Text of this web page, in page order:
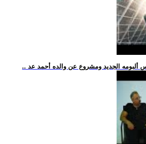
ألبومه الجديد ومشروع عن والده أحمد عد